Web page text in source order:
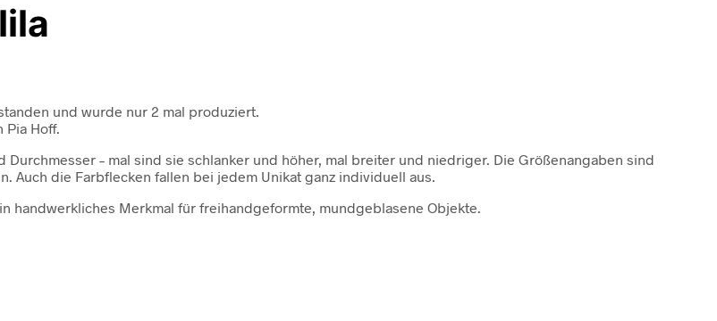
und wurde nur 2 mal produziert.
Hoff.
– mal sind sie schlanker und höher, mal breiter und niedriger. Die Größenangaben sind
Auch die Farbflecken fallen bei jedem Unikat ganz individuell aus.
handwerkliches Merkmal für freihandgeformte, mundgeblasene Objekte.